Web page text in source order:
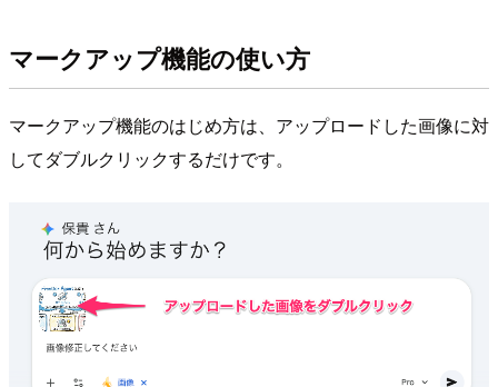
マークアップ機能の使い方
マークアップ機能のはじめ方は、アップロードした画像に対
してダブルクリックするだけです。